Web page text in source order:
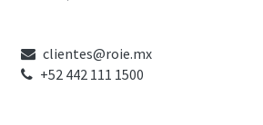
clientes@roie.mx
+52 442 111 1500